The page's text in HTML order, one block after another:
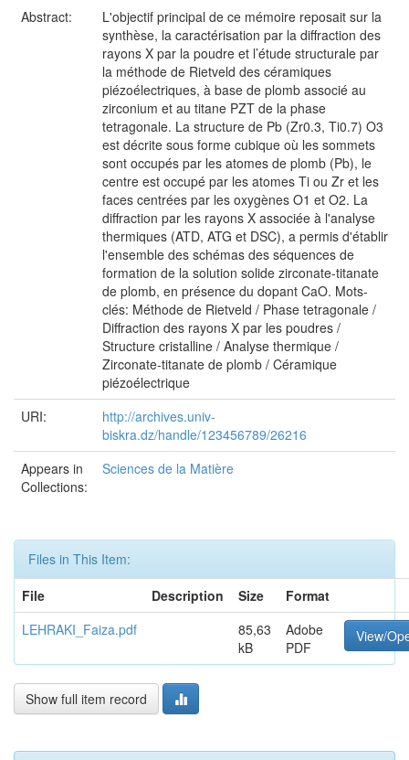
Abstract:
L'objectif principal de ce mémoire reposait sur la
synthèse, la caractérisation par la diffraction des
rayons X par la poudre et l’étude structurale par
la méthode de Rietveld des céramiques
piézoélectriques, à base de plomb associé au
zirconium et au titane PZT de la phase
tetragonale. La structure de Pb (Zr0.3, Ti0.7) O3
est décrite sous forme cubique où les sommets
sont occupés par les atomes de plomb (Pb), le
centre est occupé par les atomes Ti ou Zr et les
faces centrées par les oxygènes O1 et O2. La
diffraction par les rayons X associée à l'analyse
thermiques (ATD, ATG et DSC), a permis d'établir
l'ensemble des schémas des séquences de
formation de la solution solide zirconate-titanate
de plomb, en présence du dopant CaO. Mots-
clés: Méthode de Rietveld / Phase tetragonale /
Diffraction des rayons X par les poudres /
Structure cristalline / Analyse thermique /
Zirconate-titanate de plomb / Céramique
piézoélectrique
URI:
http://archives.univ-
biskra.dz/handle/123456789/26216
Appears in
Collections:
Sciences de la Matière
Files in This Item:
File
Description Size
Format
LEHRAKI_Faiza.pdf
85,63
kB
Adobe
PDF
View/
Show full item record